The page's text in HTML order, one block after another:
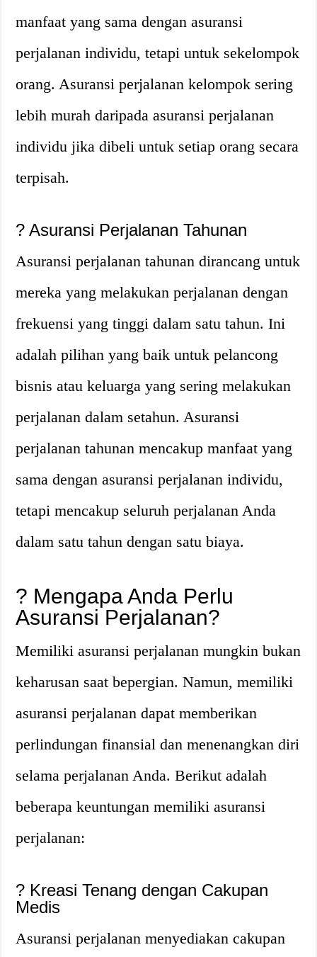
manfaat yang sama dengan asuransi
perjalanan individu, tetapi untuk sekelompok
orang. Asuransi perjalanan kelompok sering
lebih murah daripada asuransi perjalanan
individu jika dibeli untuk setiap orang secara
terpisah.
? Asuransi Perjalanan Tahunan
Asuransi perjalanan tahunan dirancang untuk
mereka yang melakukan perjalanan dengan
frekuensi yang tinggi dalam satu tahun. Ini
adalah pilihan yang baik untuk pelancong
bisnis atau keluarga yang sering melakukan
perjalanan dalam setahun. Asuransi
perjalanan tahunan mencakup manfaat yang
sama dengan asuransi perjalanan individu,
tetapi mencakup seluruh perjalanan Anda
dalam satu tahun dengan satu biaya.
? Mengapa Anda Perlu
Asuransi Perjalanan?
Memiliki asuransi perjalanan mungkin bukan
keharusan saat bepergian. Namun, memiliki
asuransi perjalanan dapat memberikan
perlindungan finansial dan menenangkan diri
selama perjalanan Anda. Berikut adalah
beberapa keuntungan memiliki asuransi
perjalanan:
? Kreasi Tenang dengan Cakupan
Medis
Asuransi perjalanan menyediakan cakupan